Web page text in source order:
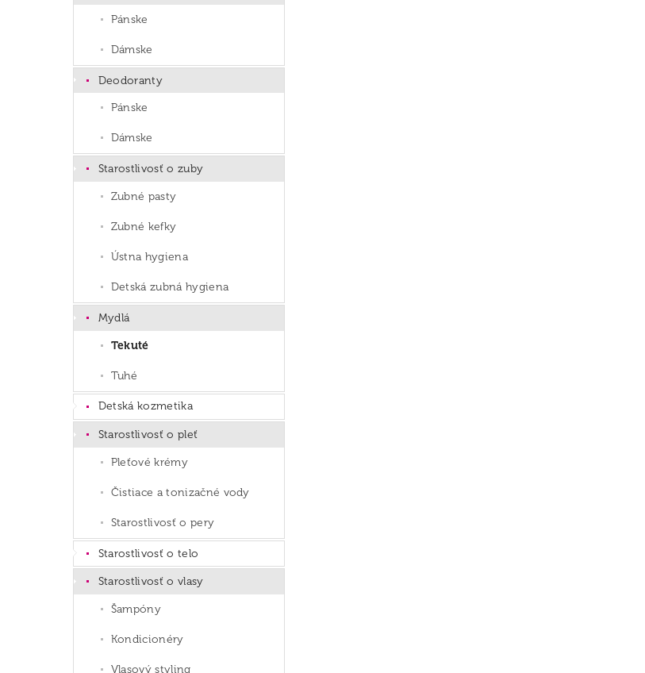
Pánske
Dámske
Deodoranty
Pánske
Dámske
Starostlivosť o zuby
Zubné pasty
Zubné kefky
Ústna hygiena
Detská zubná hygiena
Mydlá
Tekuté
Tuhé
Detská kozmetika
Starostlivosť o pleť
Pleťové krémy
Čistiace a tonizačné vody
Starostlivosť o pery
Starostlivosť o telo
Starostlivosť o vlasy
Šampóny
Kondicionéry
Vlasový styling